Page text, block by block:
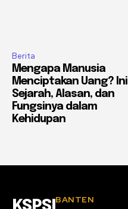
Berita
Mengapa Manusia
Menciptakan Uang? Ini
Sejarah, Alasan, dan
Fungsinya dalam
Kehidupan
BANTEN